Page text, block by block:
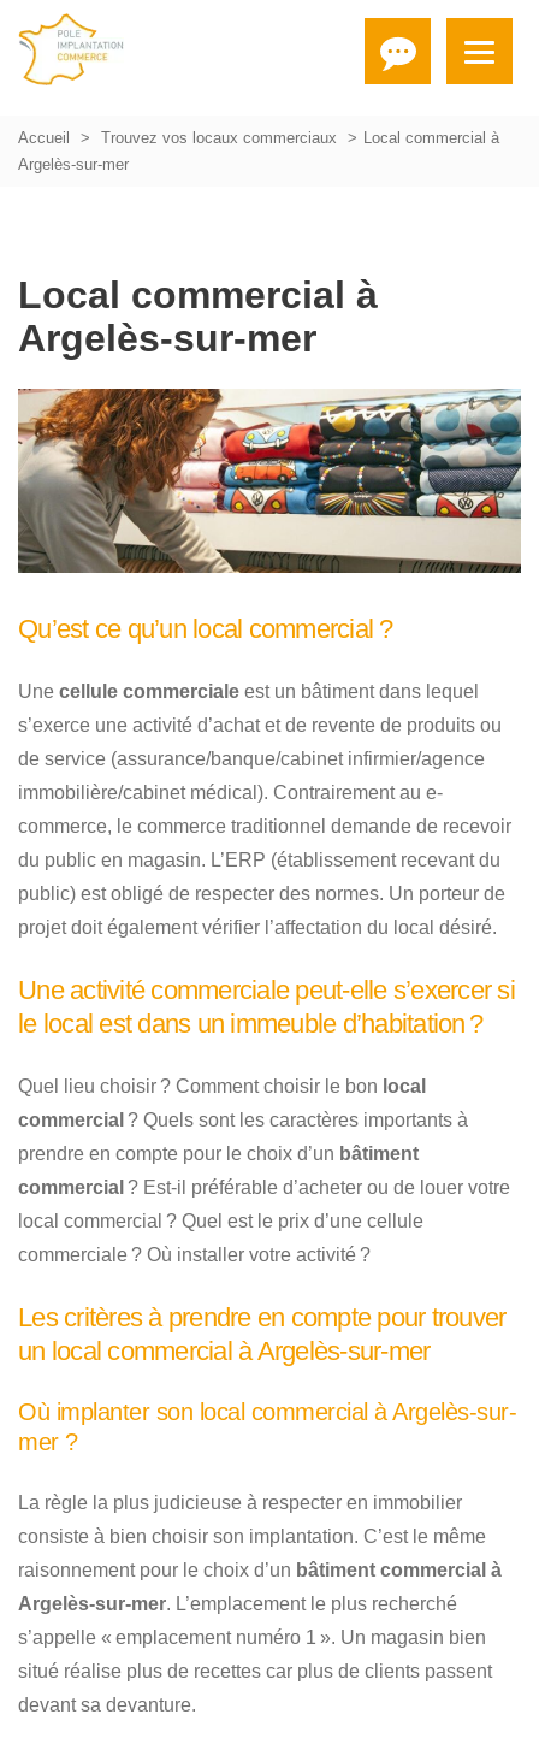
Accueil Trouvez vos locaux commerciaux
Local commercial à
Argelès-sur-mer
Local commercial à
Argelès-sur-mer
Qu’est ce qu’un local commercial ?
Une cellule commerciale est un bâtiment dans lequel
s’exerce une activité d’achat et de revente de produits ou
de service (assurance/banque/cabinet infirmier/agence
immobilière/cabinet médical). Contrairement au e-
commerce, le commerce traditionnel demande de recevoir
du public en magasin. L’ERP (établissement recevant du
public) est obligé de respecter des normes. Un porteur de
projet doit également vérifier l’affectation du local désiré.
Une activité commerciale peut-elle s’exercer si
le local est dans un immeuble d’habitation ?
Quel lieu choisir ? Comment choisir le bon local
commercial ? Quels sont les caractères importants à
prendre en compte pour le choix d’un bâtiment
commercial ? Est-il préférable d’acheter ou de louer votre
local commercial ? Quel est le prix d’une cellule
commerciale ? Où installer votre activité ?
Les critères à prendre en compte pour trouver
un local commercial à Argelès-sur-mer
Où implanter son local commercial à Argelès-sur-
mer ?
La règle la plus judicieuse à respecter en immobilier
consiste à bien choisir son implantation. C’est le même
raisonnement pour le choix d’un bâtiment commercial à
Argelès-sur-mer. L’emplacement le plus recherché
s’appelle « emplacement numéro 1 ». Un magasin bien
situé réalise plus de recettes car plus de clients passent
devant sa devanture.